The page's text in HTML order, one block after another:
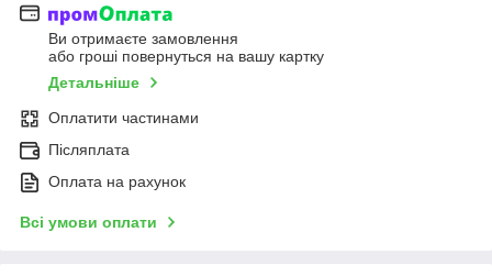
Ви отримаєте замовлення
або гроші повернуться на вашу картку
Детальніше
Оплатити частинами
Післяплата
Оплата на рахунок
Всі умови оплати